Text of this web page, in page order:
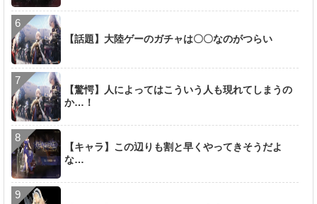
【話題】大陸ゲーのガチャは〇〇なのがつらい
【驚愕】人によってはこういう人も現れてしまうの
か…！
【キャラ】この辺りも割と早くやってきそうだよ
な…